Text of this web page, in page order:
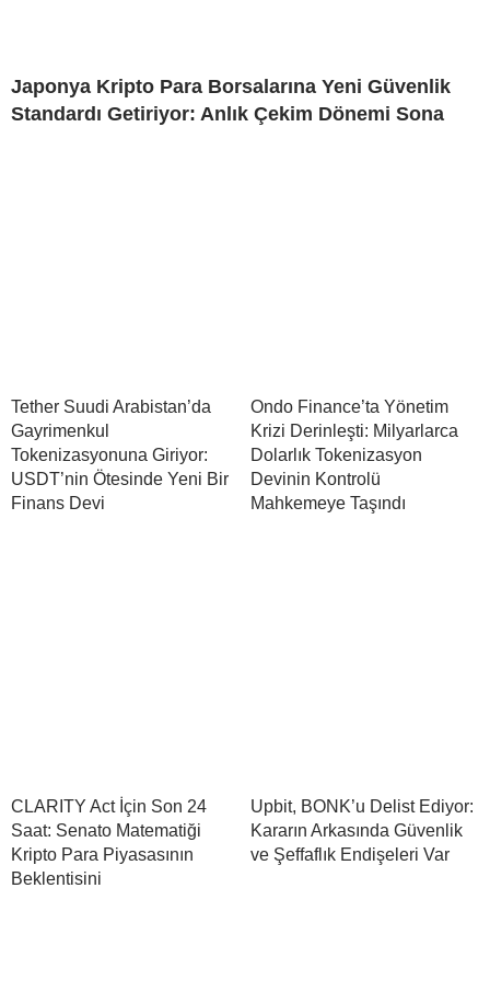
Japonya Kripto Para Borsalarına Yeni Güvenlik
Standardı Getiriyor: Anlık Çekim Dönemi Sona
Tether Suudi Arabistan’da
Gayrimenkul
Tokenizasyonuna Giriyor:
USDT’nin Ötesinde Yeni Bir
Finans Devi
Ondo Finance’ta Yönetim
Krizi Derinleşti: Milyarlarca
Dolarlık Tokenizasyon
Devinin Kontrolü
Mahkemeye Taşındı
CLARITY Act İçin Son 24
Saat: Senato Matematiği
Kripto Para Piyasasının
Beklentisini
Upbit, BONK’u Delist Ediyor:
Kararın Arkasında Güvenlik
ve Şeffaflık Endişeleri Var